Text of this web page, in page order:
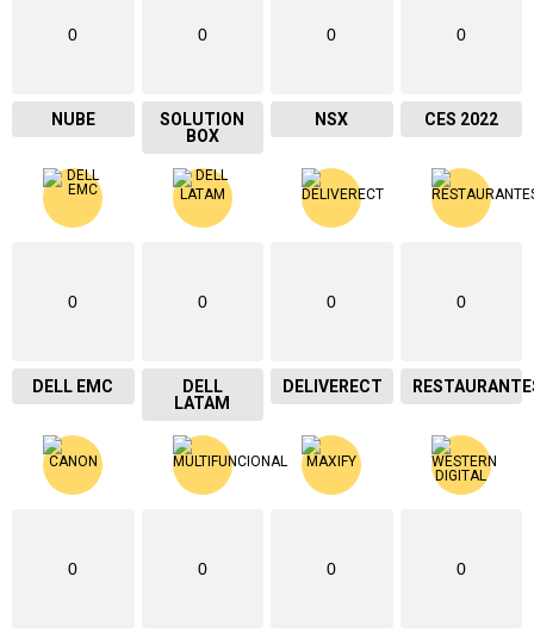
0
NUBE
0
SOLUTION
BOX
0
NSX
0
CES 2022
0
DELL EMC
0
DELL
LATAM
0
DELIVERECT
0
0 0 0 0